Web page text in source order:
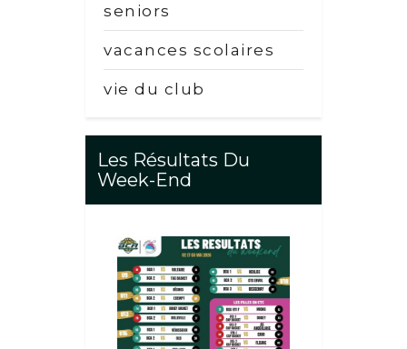
seniors
vacances scolaires
vie du club
Les Résultats Du
Week-End